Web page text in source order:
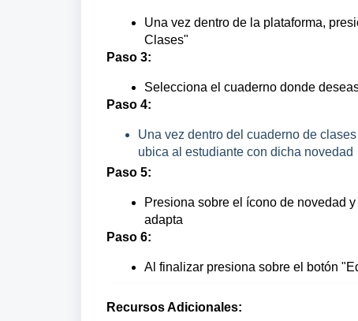
Una vez dentro de la plataforma,
Clases"
Paso 3:
Selecciona el cuaderno donde
Paso 4:
Una vez dentro del cuaderno de
ubica al estudiante con dicha novedad
Paso 5:
Presiona sobre el ícono de novedad
adapta
Paso 6:
Al finalizar presiona sobre el botón
Recursos Adicionales: